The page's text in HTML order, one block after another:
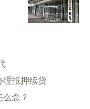
理抵押续贷
念？